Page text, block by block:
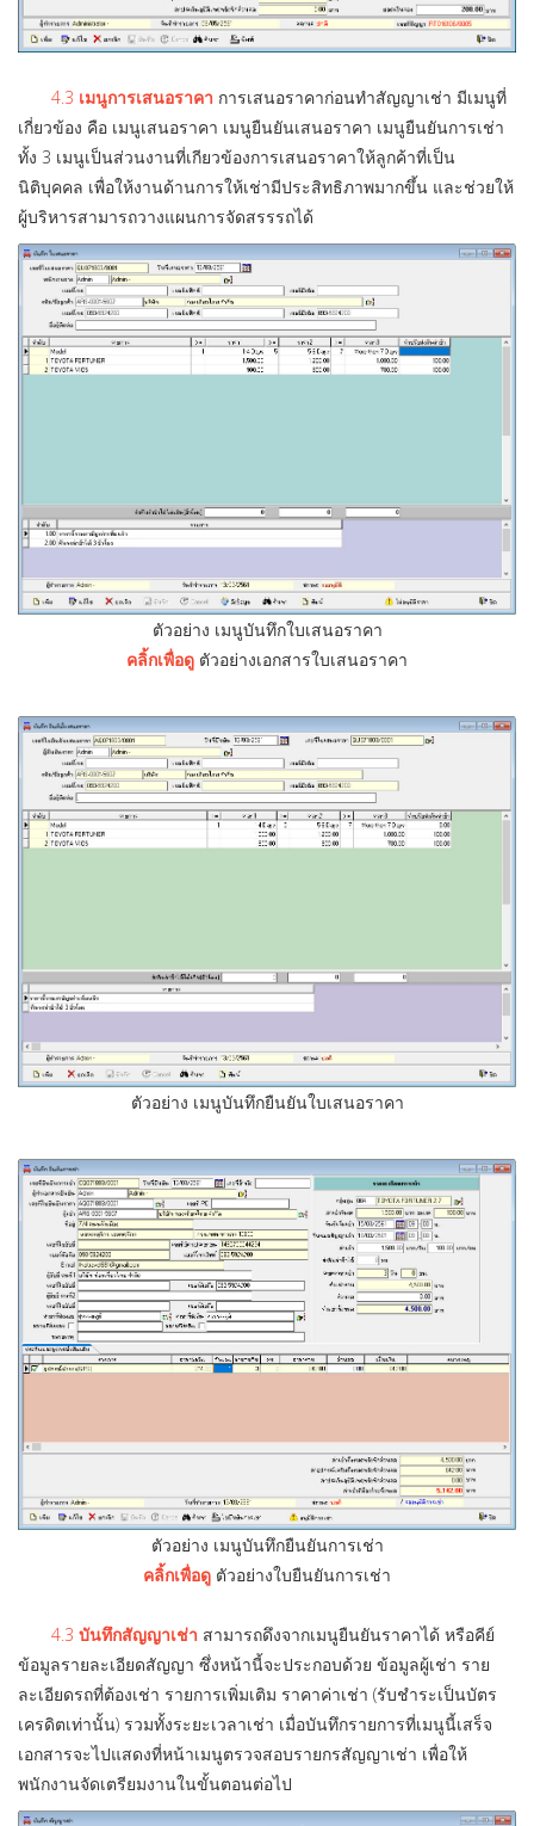
4.3 เมนูการเสนอราคา การเสนอราคาก่อนทำสัญญาเช่า มีเมนูที่
เกี่ยวข้อง คือ เมนูเสนอราคา เมนูยืนยันเสนอราคา เมนูยืนยันการเช่า
ทั้ง 3 เมนูเป็นส่วนงานที่เกียวข้องการเสนอราคาให้ลูกค้าที่เป็น
นิติบุคคล เพื่อให้งานด้านการให้เช่ามีประสิทธิภาพมากขึ้น และช่วยให้
ผู้บริหารสามารถวางแผนการจัดสรรรถได้
ตัวอย่าง เมนูบันทึกใบเสนอราคา
คลิ้กเพื่อดู ตัวอย่างเอกสารใบเสนอราคา
ตัวอย่าง เมนูบันทึกยืนยันใบเสนอราคา
ตัวอย่าง เมนูบันทึกยืนยันการเช่า
คลิ้กเพื่อดู ตัวอย่างใบยืนยันการเช่า
4.3 บันทึกสัญญาเช่า สามารถดึงจากเมนูยืนยันราคาได้ หรือคีย์
ข้อมูลรายละเอียดสัญญา ซึ่งหน้านี้จะประกอบด้วย ข้อมูลผู้เช่า ราย
ละเอียดรถที่ต้องเช่า รายการเพิ่มเติม ราคาค่าเช่า (รับชำระเป็นบัตร
เครดิตเท่านั้น) รวมทั้งระยะเวลาเช่า เมื่อบันทึกรายการที่เมนูนี้เสร็จ
เอกสารจะไปแสดงที่หน้าเมนูตรวจสอบรายกรสัญญาเช่า เพื่อให้
พนักงานจัดเตรียมงานในขั้นตอนต่อไป